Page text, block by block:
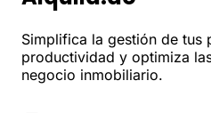
Simplifica la gestión de tus
productividad y optimiza
negocio inmobiliario.